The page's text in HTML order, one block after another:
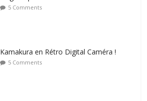
5 Comments
Kamakura en Rétro Digital Caméra !
5 Comments